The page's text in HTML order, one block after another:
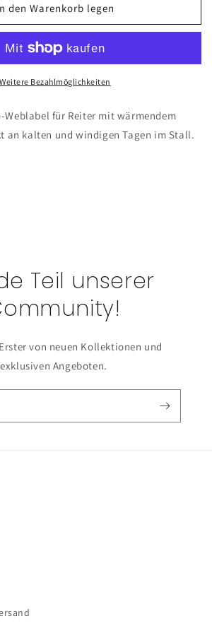
den Warenkorb legen
Weitere Bezahlmöglichkeiten
für Reiter mit wärmendem
an kalten und windigen Tagen im Stall.
Teil unserer
von neuen Kollektionen und
exklusiven Angeboten.